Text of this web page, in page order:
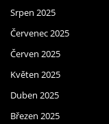
Srpen 2025
Červenec 2025
Červen 2025
Květen 2025
Duben 2025
Březen 2025